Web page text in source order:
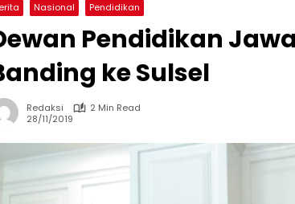
Nasional Pendidikan
Pendidikan
ke Sulsel
Redaksi
2 Min Read
28/11/2019